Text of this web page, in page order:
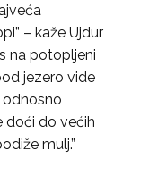
– kaže Ujdur
na potopljeni
jezero vide
odnosno
doći do većih
mulj.”